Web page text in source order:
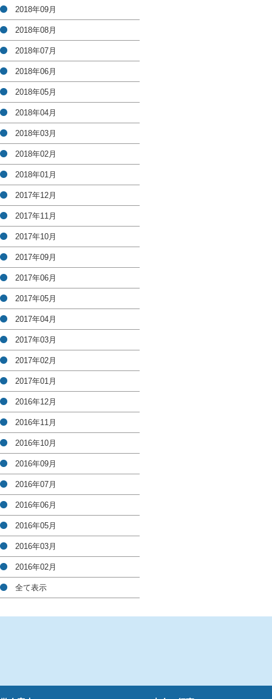
2018年09月
2018年08月
2018年07月
2018年06月
2018年05月
2018年04月
2018年03月
2018年02月
2018年01月
2017年12月
2017年11月
2017年10月
2017年09月
2017年06月
2017年05月
2017年04月
2017年03月
2017年02月
2017年01月
2016年12月
2016年11月
2016年10月
2016年09月
2016年07月
2016年06月
2016年05月
2016年03月
2016年02月
全て表示